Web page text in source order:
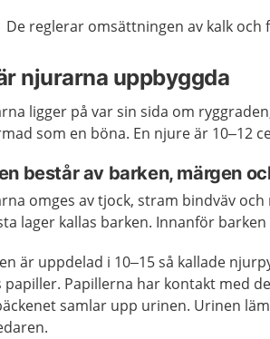
De reglerar omsättningen av kalk och
njurarna uppbyggda
ligger på var sin sida om
som en böna. En njure är 10–12
består av barken, märgen
omges av tjock, stram bindväv
lager kallas barken. Innanför
är uppdelad i 10–15 så kallade
papiller. Papillerna har kontakt med
samlar upp urinen. Urinen